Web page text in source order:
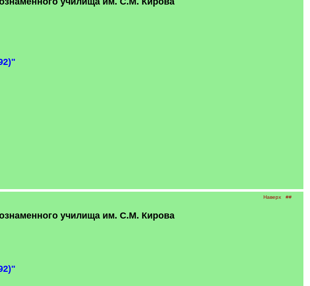
Наверх ##
училища им. С.М. Кирова